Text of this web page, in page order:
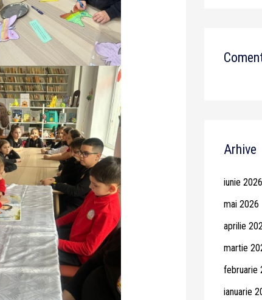
Arhive
iunie 2026
mai 2026
aprilie
martie
februarie
ianuarie